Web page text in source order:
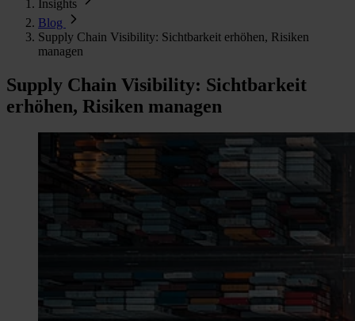
Insights
Blog
Supply Chain Visibility: Sichtbarkeit erhöhen, Risiken
managen
Supply Chain Visibility: Sichtbarkeit
erhöhen, Risiken managen